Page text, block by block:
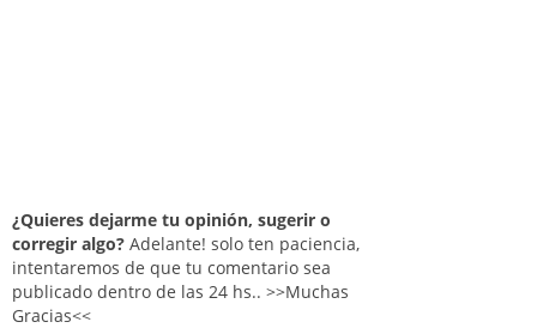
¿Quieres dejarme tu opinión, sugerir o
corregir algo? Adelante! solo ten paciencia,
intentaremos de que tu comentario sea
publicado dentro de las 24 hs.. >>Muchas
Gracias<<